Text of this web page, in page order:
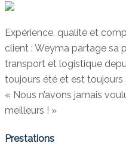
Expérience, qualité et
client : Weyma partage sa
transport et logistique
toujours été et est
« Nous n’avons jamais
meilleurs ! »
Prestations